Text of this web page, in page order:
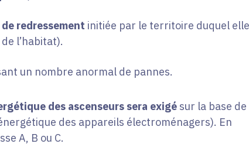
redressement initiée par le territoire duquel
l’habitat).
un nombre anormal de pannes.
des ascenseurs sera exigé sur la base de
des appareils électroménagers). En
A, B ou C.